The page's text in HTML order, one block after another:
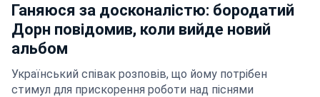
Ганяюся за досконалістю: бородатий
Дорн повідомив, коли вийде новий
альбом
Український співак розповів, що йому потрібен
стимул для прискорення роботи над піснями